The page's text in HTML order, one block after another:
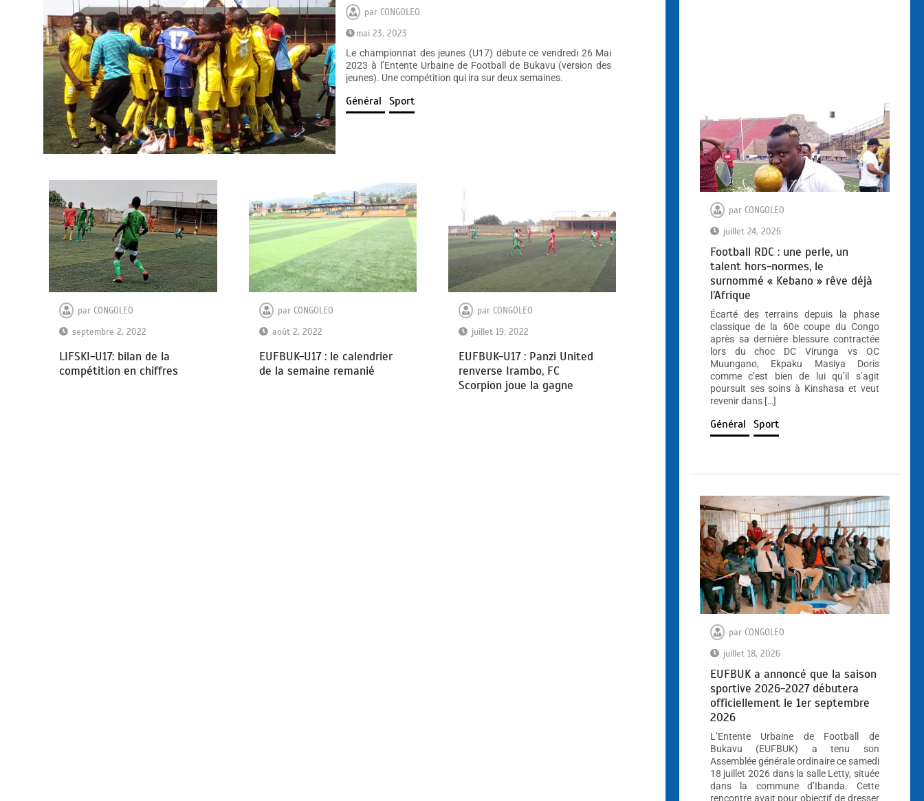
parCONGOLEO
mai 23, 2023
Le championnat des jeunes (U17) débute ce vendredi 26 Mai
2023 à l’Entente Urbaine de Football de Bukavu (version des
jeunes). Une compétition qui ira sur deux semaines.
Général Sport
parCONGOLEO
septembre 2, 2022
LIFSKI-U17: bilan de la
compétition en chiffres
par CONGOLEO
août 2, 2022
EUFBUK-U17 : le calendrier
de la semaine remanié
par CONGOLEO
juillet 19, 2022
EUFBUK-U17 : Panzi United
renverse Irambo, FC
Scorpion joue la gagne
par CONGOLEO
juillet 24, 2026
Football RDC : une perle, un
talent hors-normes, le
surnommé « Kebano » rêve déjà
l’Afrique
Écarté des terrains depuis la phase
classique de la 60e coupe du Congo
après sa dernière blessure contractée
lors du choc DC Virunga vs OC
Muungano, Ekpaku Masiya Doris
comme c’est bien de lui qu’il s’agit
poursuit ses soins à Kinshasa et veut
revenir dans […]
Général Sport
par CONGOLEO
juillet 18, 2026
EUFBUK a annoncé que la saison
sportive 2026-2027 débutera
officiellement le 1er septembre
2026
L’Entente Urbaine de Football de
Bukavu (EUFBUK) a tenu son
Assemblée générale ordinaire ce samedi
18 juillet 2026 dans la salle Letty, située
dans la commune d’Ibanda. Cette
rencontre avait pour objectif de dresser